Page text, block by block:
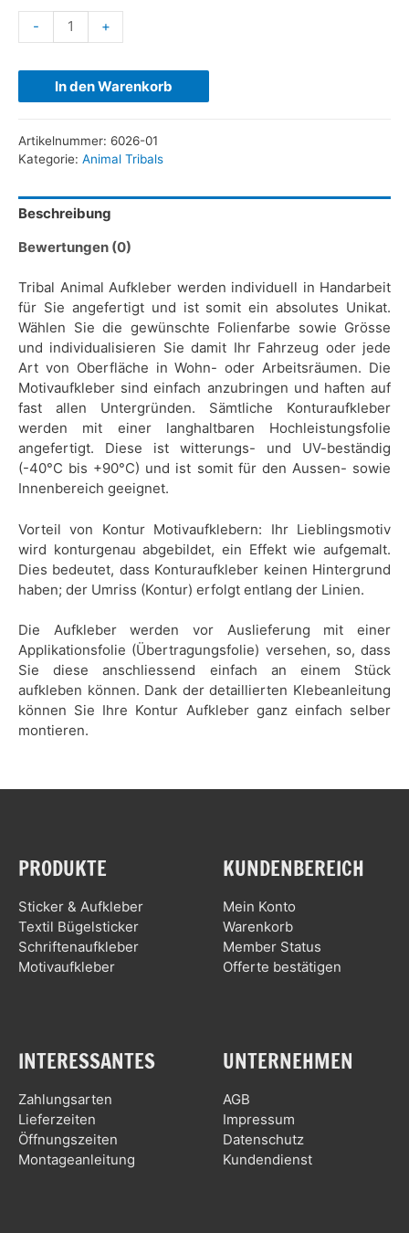
- +
In den Warenkorb
Artikelnummer: 6026-01
Kategorie: Animal Tribals
Beschreibung
Bewertungen (0)
Tribal Animal Aufkleber werden individuell in Handarbeit
für Sie angefertigt und ist somit ein absolutes Unikat.
Wählen Sie die gewünschte Folienfarbe sowie Grösse
und individualisieren Sie damit Ihr Fahrzeug oder jede
Art von Oberfläche in Wohn- oder Arbeitsräumen. Die
Motivaufkleber sind einfach anzubringen und haften auf
fast allen Untergründen. Sämtliche Konturaufkleber
werden mit einer langhaltbaren Hochleistungsfolie
angefertigt. Diese ist witterungs- und UV-beständig
(-40°C bis +90°C) und ist somit für den Aussen- sowie
Innenbereich geeignet.
Vorteil von Kontur Motivaufklebern: Ihr Lieblingsmotiv
wird konturgenau abgebildet, ein Effekt wie aufgemalt.
Dies bedeutet, dass Konturaufkleber keinen Hintergrund
haben; der Umriss (Kontur) erfolgt entlang der Linien.
Die Aufkleber werden vor Auslieferung mit einer
Applikationsfolie (Übertragungsfolie) versehen, so, dass
Sie diese anschliessend einfach an einem Stück
aufkleben können. Dank der detaillierten Klebeanleitung
können Sie Ihre Kontur Aufkleber ganz einfach selber
montieren.
PRODUKTE
Sticker & Aufkleber
Textil Bügelsticker
Schriftenaufkleber
Motivaufkleber
KUNDENBEREICH
Mein Konto
Warenkorb
Member Status
Offerte bestätigen
INTERESSANTES
Zahlungsarten
Lieferzeiten
Öffnungszeiten
Montageanleitung
UNTERNEHMEN
AGB
Impressum
Datenschutz
Kundendienst